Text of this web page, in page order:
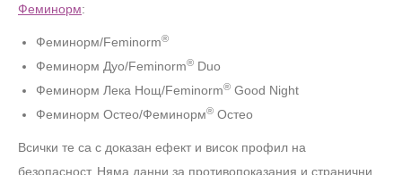
Феминорм:
Феминорм/Feminorm®
Феминорм Дуо/Feminorm® Duo
Феминорм Лека Нощ/Feminorm® Good Night
Феминорм Остео/Феминорм® Остео
Всички те са с доказан ефект и висок профил на
безопасност. Няма данни за противопоказания и странични